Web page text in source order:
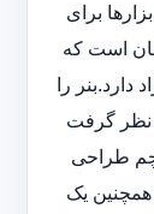
برای
است که
را
نظر گرفت
طراحی
یک